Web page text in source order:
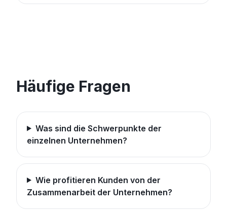
Häufige Fragen
Was sind die Schwerpunkte der
einzelnen Unternehmen?
Wie profitieren Kunden von der
Zusammenarbeit der Unternehmen?